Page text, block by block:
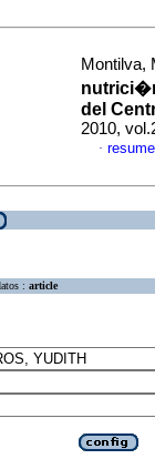
Montilva,
del
2010,
·
: article